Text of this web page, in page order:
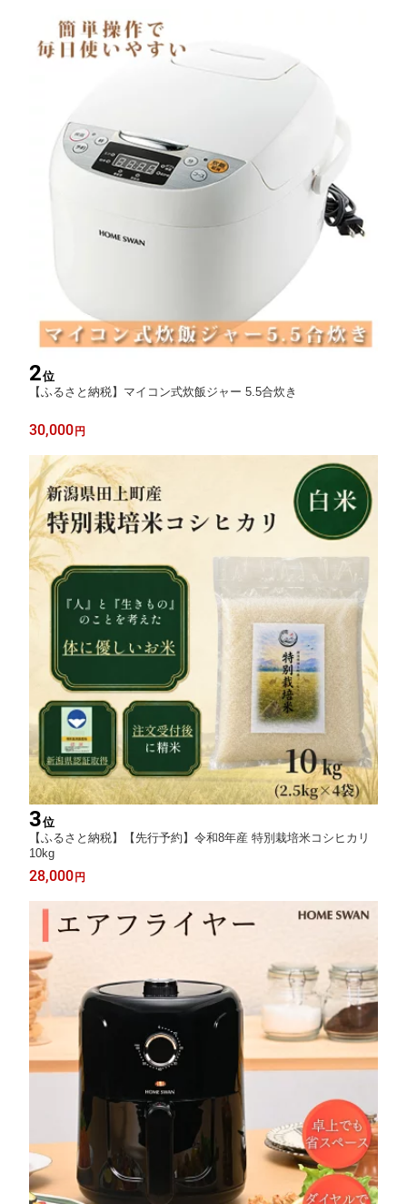
2位
【ふるさと納税】マイコン式炊飯ジャー 5.5合炊き
30,000円
3位
【ふるさと納税】【先行予約】令和8年産 特別栽培米コシヒカリ
10kg
28,000円